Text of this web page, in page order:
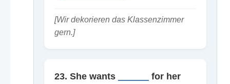
[Wir dekorieren das Klassenzimmer
gern.]
23. She wants
for her